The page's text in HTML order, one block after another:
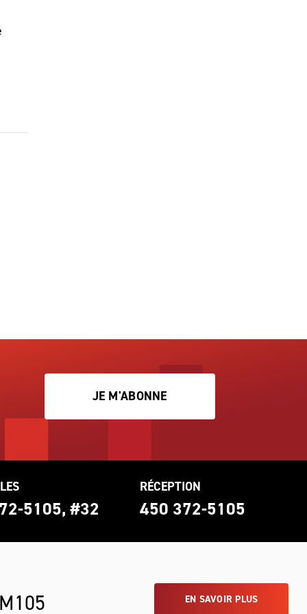
JE M'ABONNE
5105, #32
RÉCEPTION
450 372-5105
EN SAVOIR PLUS